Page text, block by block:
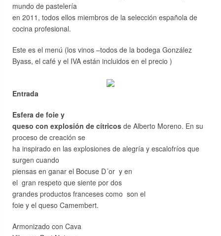
mundo de pastelería
en 2011, todos ellos miembros de la selección española de
cocina profesional.
Este es el menú (los vinos –todos de la bodega González
Byass, el café y el IVA están incluidos en el precio )
Entrada
Esfera de foie y
queso con explosión de cítricos de Alberto Moreno. En su
proceso de creación se
ha inspirado en las explosiones de alegría y escalofríos que
surgen cuando
piensas en ganar el Bocuse D´or y en
el gran respeto que siente por dos
grandes productos franceses como son el
foie y el queso Camembert.
Armonizado con Cava